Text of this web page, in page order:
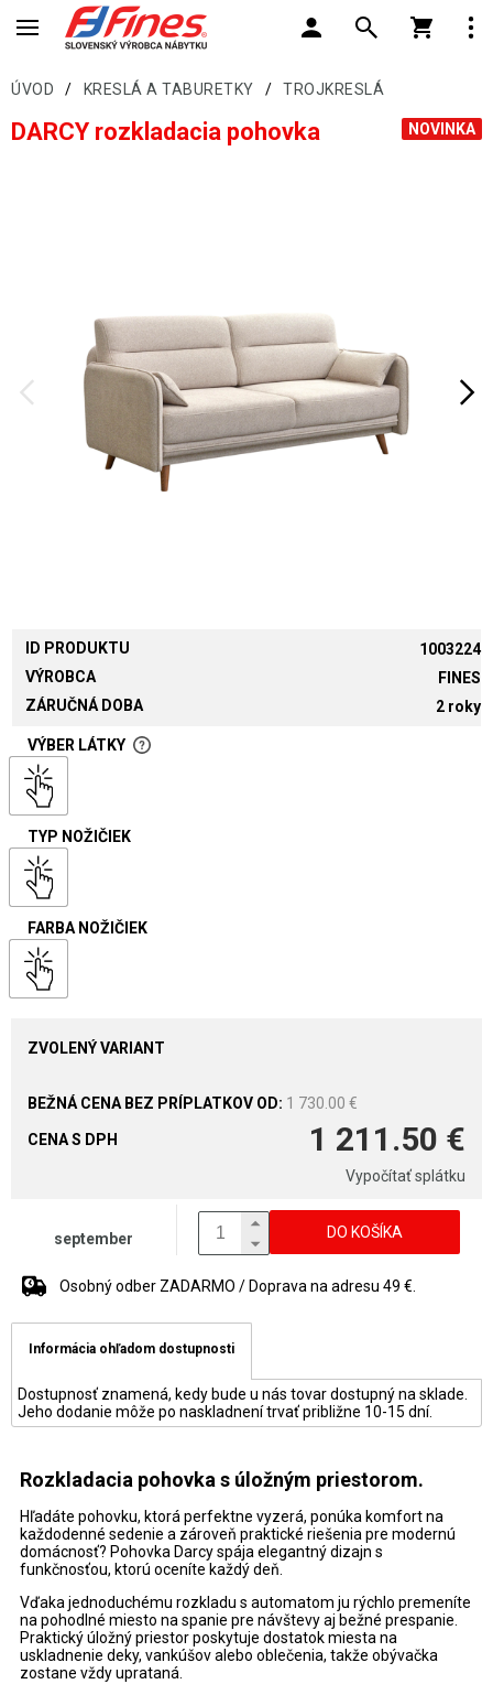
ÚVOD / KRESLÁ A TABURETKY / TROJKRESLÁ
NOVINKA
DARCY rozkladacia pohovka
ID PRODUKTU
1003224
VÝROBCA
FINES
ZÁRUČNÁ DOBA
2 roky
VÝBER LÁTKY
TYP NOŽIČIEK
FARBA NOŽIČIEK
ZVOLENÝ VARIANT
1 730.00 €
1 211.50 €
CENA S DPH
Vypočítať splátku
september DO KOŠÍKA
Osobný odber ZADARMO / Doprava na adresu 49 €.
Informácia ohľadom dostupnosti
Dostupnosť znamená, kedy bude u nás tovar dostupný na sklade.
Jeho dodanie môže po naskladnení trvať približne 10-15 dní.
Rozkladacia pohovka s úložným priestorom.
Hľadáte pohovku, ktorá perfektne vyzerá, ponúka komfort na
každodenné sedenie a zároveň praktické riešenia pre modernú
domácnosť? Pohovka Darcy spája elegantný dizajn s
funkčnosťou, ktorú oceníte každý deň.
Vďaka jednoduchému rozkladu s automatom ju rýchlo premeníte
na pohodlné miesto na spanie pre návštevy aj bežné prespanie.
Praktický úložný priestor poskytuje dostatok miesta na
uskladnenie deky, vankúšov alebo oblečenia, takže obývačka
zostane vždy uprataná.